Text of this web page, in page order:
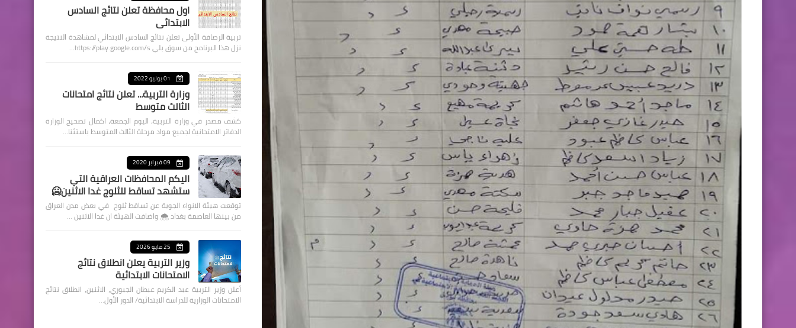
اول محافظة تعلن نتائج السادس
الابتدائي
تربية الرصافة الأولى تعلن نتائج السادس الابتدائي لمشاهدة النتيجة
نزل هذا البرنامج من سوق بلي https://play.google.com/s…
01 يوليو 2022
وزارة التربية... تعلن نتائج امتحانات
الثالث متوسط
كشف مصدر في وزارة التربية، اليوم الجمعة، اكمال تصحيح الوزارة
الدفاتر الامتحانية لجميع مواد مرحلة الثالث المتوسط باستثنا…
09 فبراير 2020
اليكم المحافظات العراقية التي
ستشهد تساقط للثلوج غدا الاثنين🥶
توقعت هيئة الانواء الجوية عن تساقط ثلوج في بعض مدن العراق
من بينها العاصمة بغداد ⁦🌨️⁩ واضافت الهيئة ان غدا الاثنين …
25 مايو 2026
وزير التربية يعلن انطلاق نتائج
الامتحانات الابتدائية
أعلن وزير التربية عبد الكريم عبطان الجبوري، الاثنين، انطلاق نتائج
الامتحانات الوزارية للدراسة الابتدائية/ الدور الأول…